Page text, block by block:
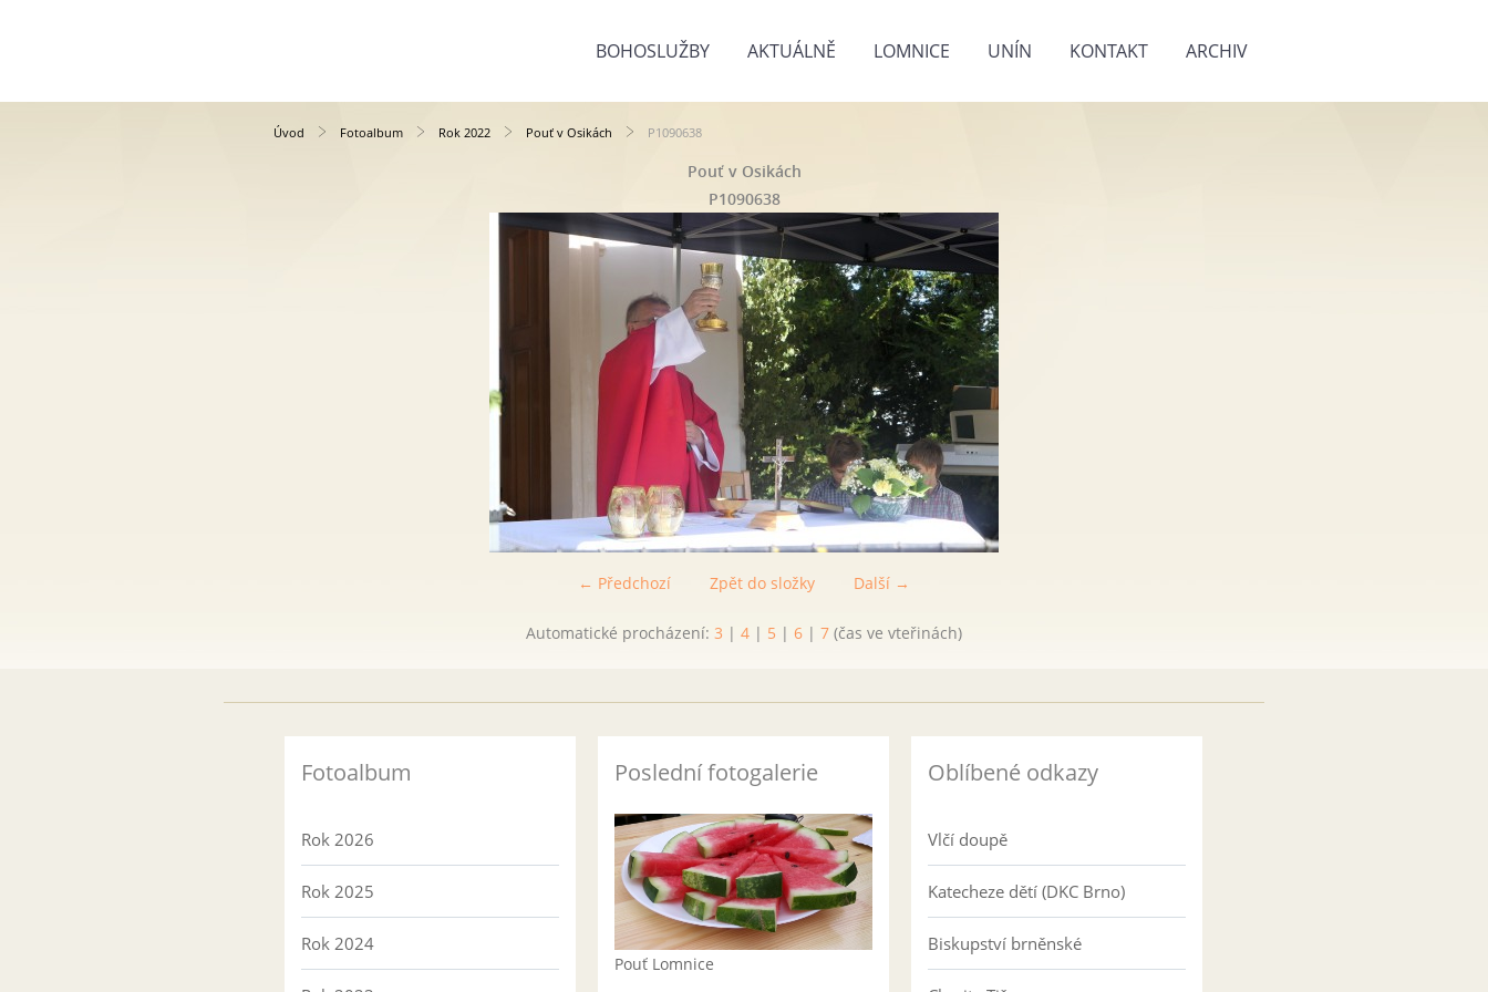
BOHOSLUŽBY AKTUÁLNĚ LOMNICE UNÍN KONTAKT ARCHIV
Úvod Fotoalbum Rok 2022 Pouť v Osikách P1090638
Pouť v Osikách
P1090638
← Předchozí Další →
Zpět do složky
Automatické procházení: 3 | 4 | 5 | 6 | 7 (čas ve vteřinách)
Fotoalbum
Rok 2026
Rok 2025
Rok 2024
Poslední fotogalerie
Pouť Lomnice
Oblíbené odkazy
Vlčí doupě
Katecheze dětí (DKC Brno)
Biskupství brněnské